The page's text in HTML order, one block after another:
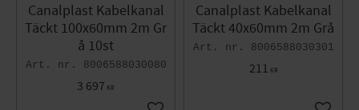
Canalplast Kabelkanal
Täckt 100x60mm 2m Gr
å 10st
8006588030080
3 697 KR
Canalplast Kabelkanal
Täckt 40x60mm 2m Grå
8006588030301
211 KR